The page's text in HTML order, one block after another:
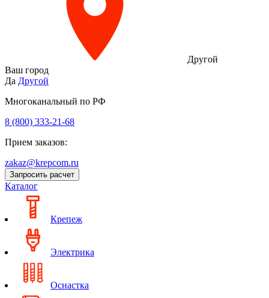
Другой
Ваш город
Да Другой
Многоканальный по РФ
8 (800) 333‑21-68
Прием заказов:
zakaz@krepcom.ru
Запросить расчет
Каталог
Крепеж
Электрика
Оснастка